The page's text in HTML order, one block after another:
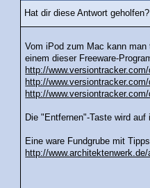
Hat dir diese Antwort geholfen?
Vom iPod zum Mac kann
einem dieser Freeware-
http://
http://
http://
Die "Entfernen"-Taste wird
Eine ware Fundgrube mit
http://